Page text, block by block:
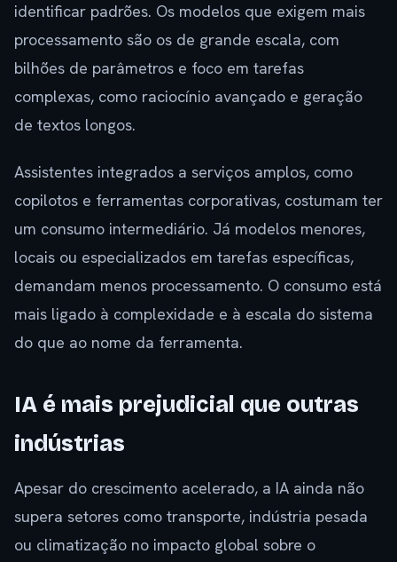
identificar padrões. Os modelos que exigem mais
processamento são os de grande escala, com
bilhões de parâmetros e foco em tarefas
complexas, como raciocínio avançado e geração
de textos longos.
Assistentes integrados a serviços amplos, como
copilotos e ferramentas corporativas, costumam ter
um consumo intermediário. Já modelos menores,
locais ou especializados em tarefas específicas,
demandam menos processamento. O consumo está
mais ligado à complexidade e à escala do sistema
do que ao nome da ferramenta.
IA é mais prejudicial que outras
indústrias
Apesar do crescimento acelerado, a IA ainda não
supera setores como transporte, indústria pesada
ou climatização no impacto global sobre o